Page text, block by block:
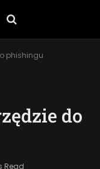
phishingu
do
Read